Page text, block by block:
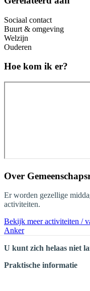
Sociaal contact
Buurt & omgeving
Welzijn
Ouderen
Hoe kom ik er?
Over
Er worden gezellige
activiteiten.
Bekijk meer activiteiten /
Anker
U kunt zich helaas niet
Praktische informatie